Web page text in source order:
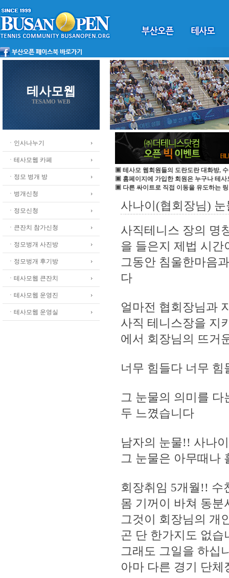
테사모웹
TESAMO WEB
ㆍ인사나누기
ㆍ테사모웹 카페
ㆍ정모 벙개 방
ㆍ벙개신청
ㆍ정모신청
ㆍ큰잔치 참가신청
ㆍ정모벙개 사진방
ㆍ정모벙개 후기방
ㆍ테사모웹 큰잔치
ㆍ테사모웹 운영진
ㆍ테사모웹 운영실
▣ 테사모 웹회원들의 도란도란 대화방,
▣ 홈페이지에 가입한 회원은 누구나 테사
▣ 다른 싸이트로 직접 이동을 유도하는
사나이(협회장님)
사직테니스 장의 명
을 들은지 제법 시간
그동안 침울한마음
다
얼마전 협회장님과
사직 테니스장을 지
에서 회장님의 뜨거
너무 힘들다 너무 힘
그 눈물의 의미를 다
두 느꼈습니다
남자의 눈물!! 사나
그 눈물은 아무때나
회장취임 5개월!! 수
몸 기꺼이 바쳐 동분
그것이 회장님의 개
곤 단 한가지도 없습
그래도 그일을 하십
아마 다른 경기 단